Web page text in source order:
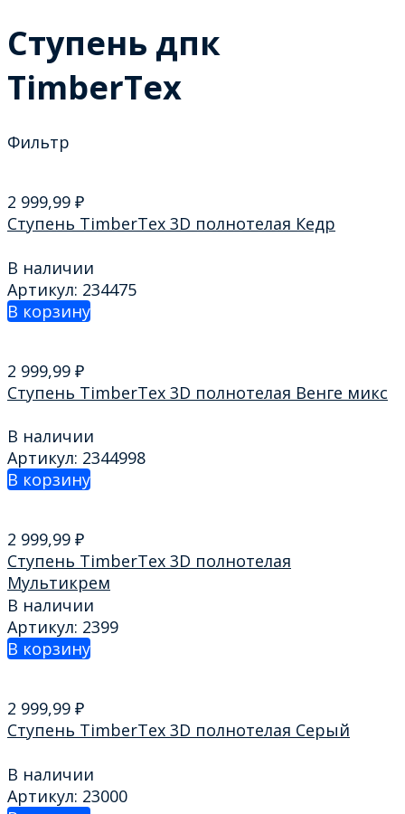
Ступень дпк
TimberTex
Фильтр
2 999,99 ₽
Ступень TimberTex 3D полнотелая Кедр
В наличии
Артикул: 234475
В корзину
2 999,99 ₽
Ступень TimberTex 3D полнотелая Венге микс
В наличии
Артикул: 2344998
В корзину
2 999,99 ₽
Ступень TimberTex 3D полнотелая
Мультикрем
В наличии
Артикул: 2399
В корзину
2 999,99 ₽
Ступень TimberTex 3D полнотелая Серый
В наличии
Артикул: 23000